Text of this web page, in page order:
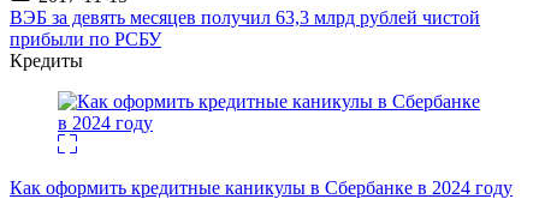
записи
ВЭБ за девять месяцев получил 63,3 млрд рублей чистой
прибыли по РСБУ
Кредиты
Как оформить кредитные каникулы в Сбербанке в 2024 году